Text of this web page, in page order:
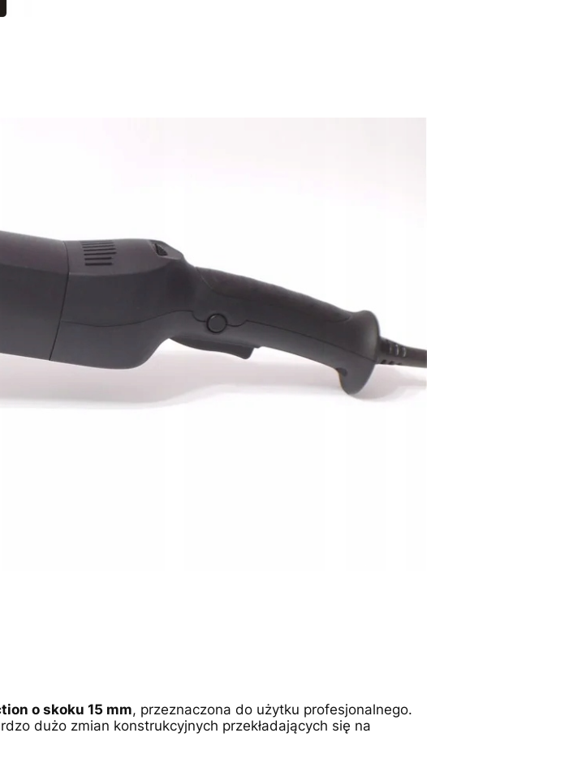
o skoku 15 mm, przeznaczona do użytku profesjonalnego.
dużo zmian konstrukcyjnych przekładających się na